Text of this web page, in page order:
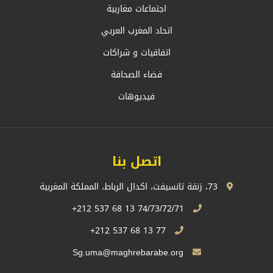
اجتماعات مغاربية
اتحاد المغرب العربي
اتفاقيات و شراكات
فضاء الصحافة
فيديوهات
اتصل بنا
77 13 68 537 212+